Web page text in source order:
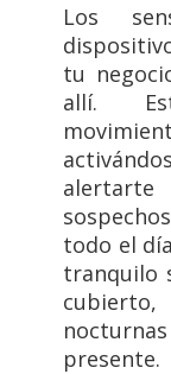
Los
tu
allí.
todo el
tranquilo
presente.